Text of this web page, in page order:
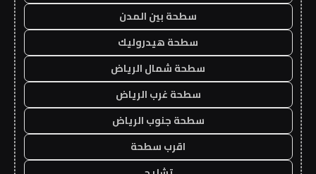
سطحة بين المدن
سطحة هيدروليك
سطحة شمال الرياض
سطحة غرب الرياض
سطحة جنوب الرياض
اقرب سطحة